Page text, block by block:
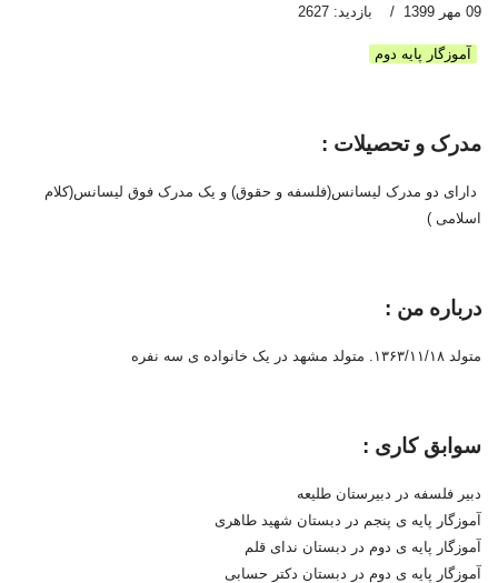
09 مهر 1399 بازدید: 2627
آموزگار پایه دوم
مدرک و تحصیلات :
دارای دو مدرک لیسانس(فلسفه و حقوق) و یک مدرک فوق لیسانس(کلام
اسلامی )
درباره من :
متولد ۱۳۶۳/۱۱/۱۸. متولد مشهد در یک خانواده ی سه نفره
سوابق کاری :
دبیر فلسفه در دبیرستان طلیعه
آموزگار پایه ی پنجم در دبستان شهید طاهری
آموزگار پایه ی دوم در دبستان ندای قلم
آموزگار پایه ی دوم در دبستان دکتر حسابی